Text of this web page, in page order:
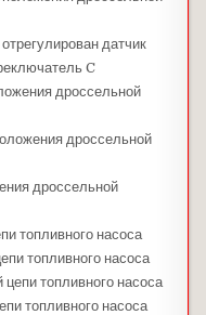
датчик
C
дроссельной
дроссельной
дроссельной
топливного насоса
топливного насоса
топливного насоса
топливного насоса